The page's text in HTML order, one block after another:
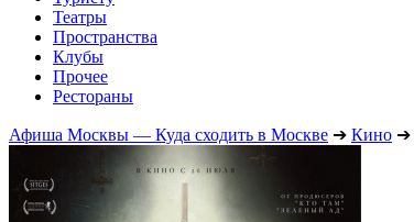
Театры
Пространства
Клубы
Прочее
Рестораны
Афиша Москвы — Куда сходить в Москве ➔ Кино ➔